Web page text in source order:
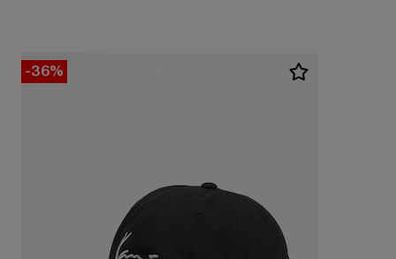
-36%